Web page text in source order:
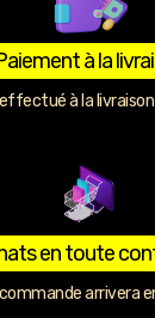
à la
à la
en toute
arrivera